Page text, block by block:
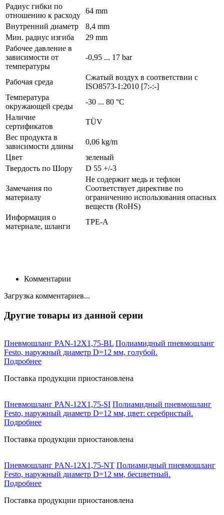
Радиус гибки по
отношению к расходу
64 mm
Внутренний диаметр
8,4 mm
Мин. радиус изгиба
29 mm
Рабочее давление в
зависимости от
температуры
-0,95 ... 17 bar
Рабочая среда
Сжатый воздух в соответствии с
ISO8573-1:2010 [7:-:-]
Температура
окружающей среды
-30 ... 80 °C
Наличие
сертификатов
TÜV
Вес продукта в
зависимости длины
0,06 kg/m
Цвет
зеленый
Твердость по Шору
D 55 +/-3
Замечания по
материалу
Не содержит медь и тефлон
Соответствует директиве по
ограничению использования опасных
веществ (RoHS)
Информация о
материале, шланги
TPE-A
Комментарии
Загрузка комментариев...
Другие товары из данной серии
Пневмошланг PAN-12X1,75-BL Полиамидный пневмошланг
Festo, наружный диаметр D=12 мм, голубой.
Подробнее
Поставка продукции приостановлена
Пневмошланг PAN-12X1,75-SI Полиамидный пневмошланг
Festo, наружный диаметр D=12 мм, цвет: серебристый.
Подробнее
Поставка продукции приостановлена
Пневмошланг PAN-12X1,75-NT Полиамидный пневмошланг
Festo, наружный диаметр D=12 мм, бесцветный.
Подробнее
Поставка продукции приостановлена